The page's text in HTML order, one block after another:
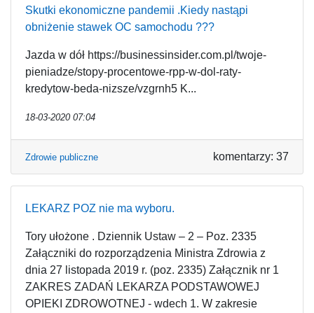
Skutki ekonomiczne pandemii .Kiedy nastąpi
obniżenie stawek OC samochodu ???
Jazda w dół https://businessinsider.com.pl/twoje-
pieniadze/stopy-procentowe-rpp-w-dol-raty-
kredytow-beda-nizsze/vzgrnh5 K...
18-03-2020 07:04
Zdrowie publiczne komentarzy: 37
LEKARZ POZ nie ma wyboru.
Tory ułożone . Dziennik Ustaw – 2 – Poz. 2335
Załączniki do rozporządzenia Ministra Zdrowia z
dnia 27 listopada 2019 r. (poz. 2335) Załącznik nr 1
ZAKRES ZADAŃ LEKARZA PODSTAWOWEJ
OPIEKI ZDROWOTNEJ - wdech 1. W zakresie